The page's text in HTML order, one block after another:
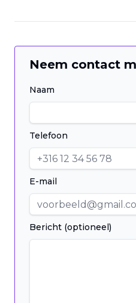
Neem contact
Naam
Telefoon
E-mail
Bericht (optioneel)